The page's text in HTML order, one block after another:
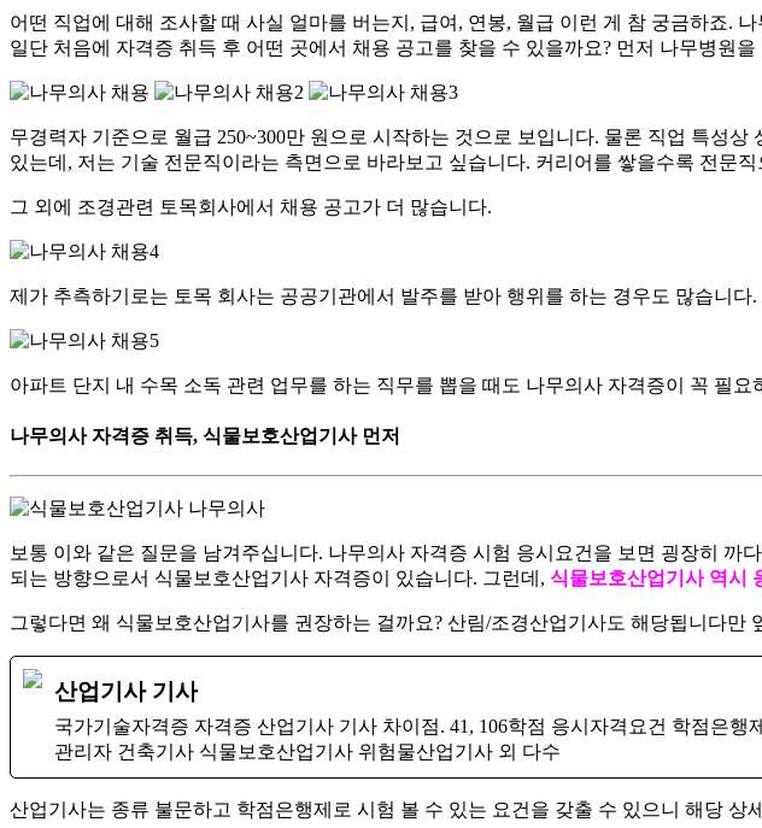
어떤 직업에 대해 조사할 때 사실 얼마를 버는지, 급여, 연봉, 월급 이런 게 참 궁금하죠.
일단 처음에 자격증 취득 후 어떤 곳에서 채용 공고를 찾을 수 있을까요? 먼저 나무병원을
무경력자 기준으로 월급 250~300만 원으로 시작하는 것으로 보입니다. 물론 직업 특성
있는데, 저는 기술 전문직이라는 측면으로 바라보고 싶습니다. 커리어를 쌓을수록 전문
그 외에 조경관련 토목회사에서 채용 공고가 더 많습니다.
제가 추측하기로는 토목 회사는 공공기관에서 발주를 받아 행위를 하는 경우도 많습니
아파트 단지 내 수목 소독 관련 업무를 하는 직무를 뽑을 때도 나무의사 자격증이 꼭 필
나무의사 자격증 취득, 식물보호산업기사 먼저
보통 이와 같은 질문을 남겨주십니다. 나무의사 자격증 시험 응시요건을 보면 굉장히
되는 방향으로서 식물보호산업기사 자격증이 있습니다. 그런데, 식물보호산업기사 역시
그렇다면 왜 식물보호산업기사를 권장하는 걸까요? 산림/조경산업기사도 해당됩니다
산업기사 기사
국가기술자격증 자격증 산업기사 기사 차이점. 41, 106학점 응시자격요건 학점은
관리자 건축기사 식물보호산업기사 위험물산업기사 외 다수
산업기사는 종류 불문하고 학점은행제로 시험 볼 수 있는 요건을 갖출 수 있으니 해당